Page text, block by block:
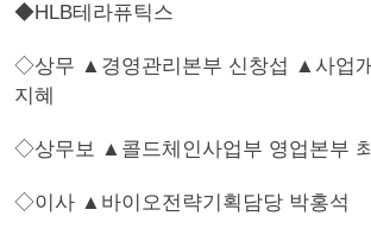
◆HLB테라퓨틱스
◇상무 ▲경영관리본부 신창섭 ▲사업
지혜
◇상무보 ▲콜드체인사업부 영업본부
◇이사 ▲바이오전략기획담당 박홍석